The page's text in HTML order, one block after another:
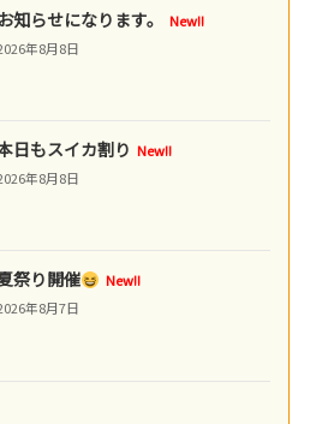
お知らせになります。
New!!
年8月8日
日もスイカ割り New!!
年8月8日
祭り開催
New!!
年8月7日